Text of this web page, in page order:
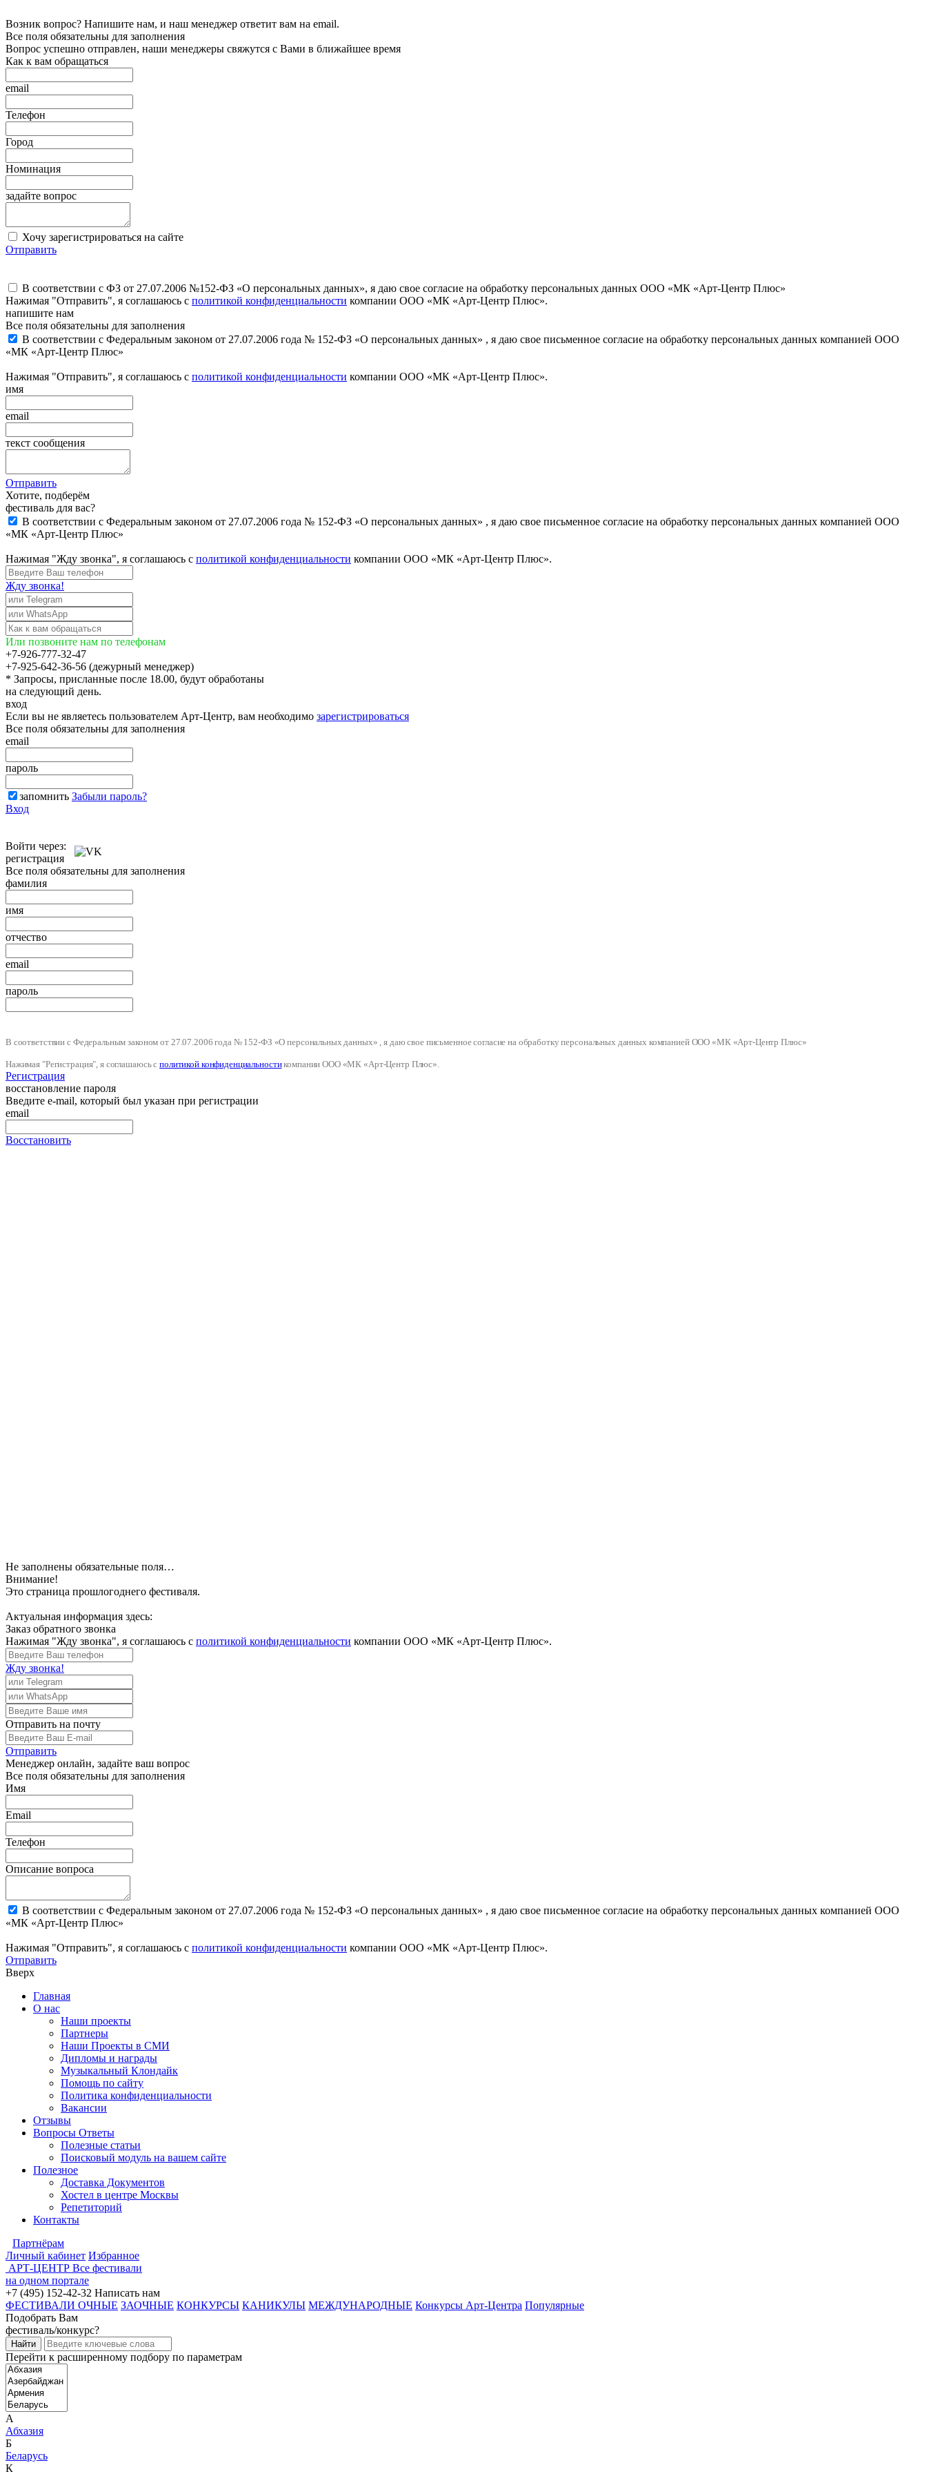
Возник вопрос? Напишите нам, и наш менеджер ответит вам на email.
Все поля обязательны для заполнения
Вопрос успешно отправлен, наши менеджеры свяжутся с Вами в ближайшее время
Как к вам обращаться
email
Телефон
Город
Номинация
задайте вопрос
Хочу зарегистрироваться на сайте
Отправить
В соответствии с ФЗ от 27.07.2006 №152-ФЗ «О персональных данных», я даю свое согласие на обработку персональных данных ООО «МК «Арт-Центр Плюс»
Нажимая "Отправить", я соглашаюсь с политикой конфиденциальности компании ООО «МК «Арт-Центр Плюс».
напишите нам
Все поля обязательны для заполнения
В соответствии с Федеральным законом от 27.07.2006 года № 152-ФЗ «О персональных данных» , я даю свое письменное согласие на обработку персональных данных компанией ООО
«МК «Арт-Центр Плюс»
Нажимая "Отправить", я соглашаюсь с политикой конфиденциальности компании ООО «МК «Арт-Центр Плюс».
имя
email
текст сообщения
Отправить
Хотите, подберём
фестиваль для вас?
В соответствии с Федеральным законом от 27.07.2006 года № 152-ФЗ «О персональных данных» , я даю свое письменное согласие на обработку персональных данных компанией ООО
«МК «Арт-Центр Плюс»
Нажимая "Жду звонка", я соглашаюсь с политикой конфиденциальности компании ООО «МК «Арт-Центр Плюс».
Жду звонка!
Или позвоните нам по телефонам
+7-926-777-32-47
+7-925-642-36-56 (дежурный менеджер)
* Запросы, присланные после 18.00, будут обработаны
на следующий день.
вход
Если вы не являетесь пользователем Арт-Центр, вам необходимо зарегистрироваться
Все поля обязательны для заполнения
email
пароль
запомнить Забыли пароль?
Вход
Войти через:
регистрация
Все поля обязательны для заполнения
фамилия
имя
отчество
email
пароль
В соответствии с Федеральным законом от 27.07.2006 года № 152-ФЗ «О персональных данных» , я даю свое письменное согласие на обработку персональных данных компанией ООО «МК «Арт-Центр Плюс»
Нажимая "Регистрация", я соглашаюсь сполитикой конфиденциальностикомпании ООО «МК «Арт-Центр Плюс».
Регистрация
восстановление пароля
Введите e-mail, который был указан при регистрации
email
Восстановить
Не заполнены обязательные поля…
Внимание!
Это страница прошлогоднего фестиваля.
Актуальная информация здесь:
Заказ обратного звонка
Нажимая "Жду звонка", я соглашаюсь с политикой конфиденциальности компании ООО «МК «Арт-Центр Плюс».
Жду звонка!
Отправить на почту
Отправить
Менеджер онлайн, задайте ваш вопрос
Все поля обязательны для заполнения
Имя
Email
Телефон
Описание вопроса
В соответствии с Федеральным законом от 27.07.2006 года № 152-ФЗ «О персональных данных» , я даю свое письменное согласие на обработку персональных данных компанией ООО
«МК «Арт-Центр Плюс»
Нажимая "Отправить", я соглашаюсь с политикой конфиденциальности компании ООО «МК «Арт-Центр Плюс».
Отправить
Вверх
Главная
О нас
Наши проекты
Партнеры
Наши Проекты в СМИ
Дипломы и награды
Музыкальный Клондайк
Помощь по сайту
Политика конфиденциальности
Вакансии
Отзывы
Вопросы Ответы
Полезные статьи
Поисковый модуль на вашем сайте
Полезное
Доставка Документов
Хостел в центре Москвы
Репетиторий
Контакты
Партнёрам
Личный кабинет Избранное
АРТ-ЦЕНТР Все фестивали
на одном портале
+7 (495) 152-42-32 Написать нам
ФЕСТИВАЛИ ОЧНЫЕ ЗАОЧНЫЕ КОНКУРСЫ КАНИКУЛЫ МЕЖДУНАРОДНЫЕ Конкурсы Арт-Центра Популярные
Подобрать Вам
фестиваль/конкурс?
Перейти к расширенному подбору по параметрам
А
Абхазия
Б
Беларусь
К